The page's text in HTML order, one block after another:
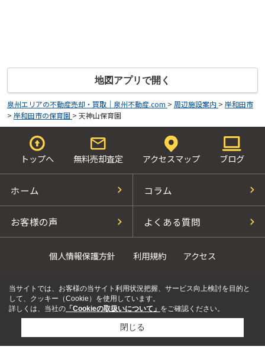
地図アプリで開く
泉州エリアの不動産売却・買取｜泉州不動産.com > 周辺施設案内 > 岸和田市
> 岸和田市の保育園 > 天神山保育園
トップへ 無料売却査定 アクセスマップ ブログ
ホーム コラム
お客様の声 よくある質問
個人情報保護方針 利用規約 アクセス
当サイトでは、お客様の当サイト利用状況把握、サービス向上検討を目的と
して、クッキー（Cookie）を使用しています。
詳しくは、当社の 「Cookieの取扱いについて」 をご確認ください。
閉じる